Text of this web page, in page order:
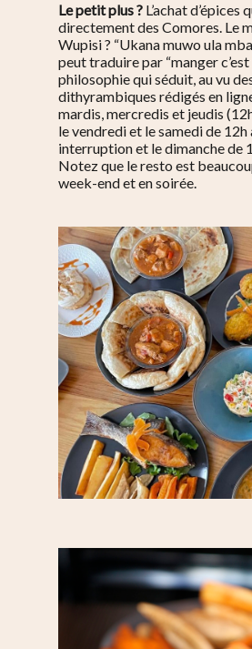
Le petit plus ? L’achat d’épices
directement des Comores. Le
Wupisi ? “Ukana muwo ula
peut traduire par “manger c’est
philosophie qui séduit, au vu
dithyrambiques rédigés en
mardis, mercredis et jeudis
le vendredi et le samedi de 12h
interruption et le dimanche de
Notez que le resto est
week-end et en soirée.